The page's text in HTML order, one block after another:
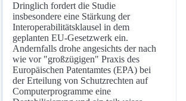
Dringlich fordert die Studie
insbesondere eine Stärkung der
Interoperabilitätsklausel in dem
geplanten EU-Gesetzwerk ein.
Andernfalls drohe angesichts der nach
wie vor "großzügigen" Praxis des
Europäischen Patentamtes (EPA) bei
der Erteilung von Schutzrechten auf
Computerprogramme eine